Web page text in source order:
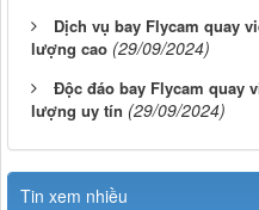
Dịch vụ bay Flycam quay
lượng cao (29/09/2024)
Độc đáo bay Flycam quay
lượng uy tín (29/09/2024)
Tin xem nhiều